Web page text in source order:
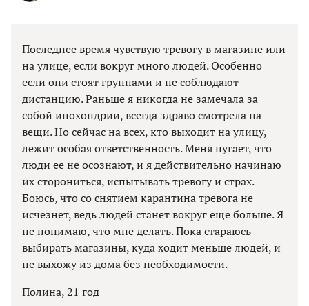
Последнее время чувствую тревогу в магазине или
на улице, если вокруг много людей. Особенно
если они стоят группами и не соблюдают
дистанцию. Раньше я никогда не замечала за
собой ипохондрии, всегда здраво смотрела на
вещи. Но сейчас на всех, кто выходит на улицу,
лежит особая ответственность. Меня пугает, что
люди ее не осознают, и я действительно начинаю
их сторониться, испытывать тревогу и страх.
Боюсь, что со снятием карантина тревога не
исчезнет, ведь людей станет вокруг еще больше. Я
не понимаю, что мне делать. Пока стараюсь
выбирать магазины, куда ходит меньше людей, и
не выхожу из дома без необходимости.
Полина, 21 год